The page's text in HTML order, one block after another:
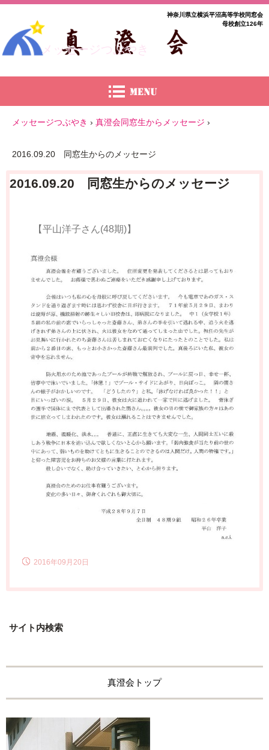
メッセージつぶやき
神奈川県立横浜平沼高等学校同窓会
母校創立126年
メッセージつぶやき › 真澄会同窓生からメッセージ ›
2016.09.20 同窓生からのメッセージ
2016.09.20 同窓生からのメッセージ
【平山洋子さん(48期)】
2016年09月20日
サイト内検索
真澄会トップ